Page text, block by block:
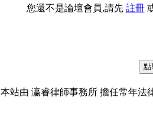
您還不是論壇會員,請先 註冊
本站由 瀛睿律師事務所 擔任常年法